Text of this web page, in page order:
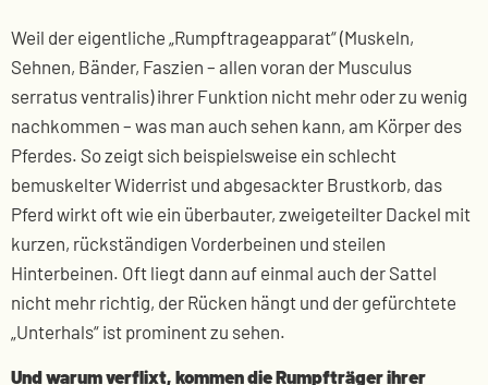
Weil der eigentliche „Rumpftrageapparat“ (Muskeln,
Sehnen, Bänder, Faszien – allen voran der Musculus
serratus ventralis) ihrer Funktion nicht mehr oder zu wenig
nachkommen – was man auch sehen kann, am Körper des
Pferdes. So zeigt sich beispielsweise ein schlecht
bemuskelter Widerrist und abgesackter Brustkorb, das
Pferd wirkt oft wie ein überbauter, zweigeteilter Dackel mit
kurzen, rückständigen Vorderbeinen und steilen
Hinterbeinen. Oft liegt dann auf einmal auch der Sattel
nicht mehr richtig, der Rücken hängt und der gefürchtete
„Unterhals“ ist prominent zu sehen.
Und warum verflixt, kommen die Rumpfträger ihrer